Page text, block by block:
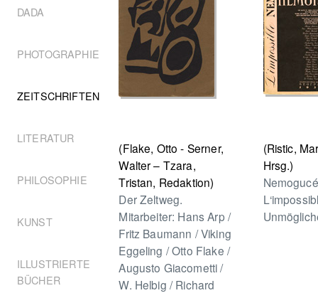
DADA
PHOTOGRAPHIE
ZEITSCHRIFTEN
LITERATUR
PHILOSOPHIE
KUNST
ILLUSTRIERTE
BÜCHER
(Flake, Otto - Serner,
Walter – Tzara,
Tristan, Redaktion)
Der Zeltweg.
Mitarbeiter: Hans Arp /
Fritz Baumann / Viking
Eggeling / Otto Flake /
Augusto Giacometti /
W. Helbig / Richard
(Ristic,
Hrsg.)